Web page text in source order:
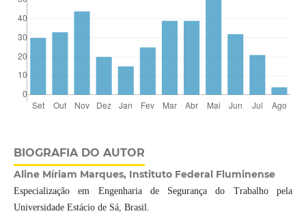
BIOGRAFIA DO AUTOR
Aline Míriam Marques, Instituto Federal Fluminense
Especialização em Engenharia de Segurança do Trabalho pela
Universidade Estácio de Sá, Brasil.